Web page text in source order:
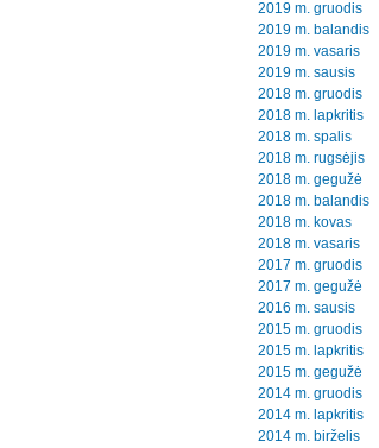
2019 m. gruodis
2019 m. balandis
2019 m. vasaris
2019 m. sausis
2018 m. gruodis
2018 m. lapkritis
2018 m. spalis
2018 m. rugsėjis
2018 m. gegužė
2018 m. balandis
2018 m. kovas
2018 m. vasaris
2017 m. gruodis
2017 m. gegužė
2016 m. sausis
2015 m. gruodis
2015 m. lapkritis
2015 m. gegužė
2014 m. gruodis
2014 m. lapkritis
2014 m. birželis